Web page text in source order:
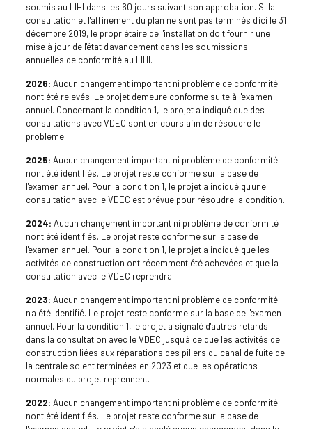
soumis au LIHI dans les 60 jours suivant son approbation. Si la
consultation et l'affinement du plan ne sont pas terminés d'ici le 31
décembre 2019, le propriétaire de l'installation doit fournir une
mise à jour de l'état d'avancement dans les soumissions
annuelles de conformité au LIHI.
2026: Aucun changement important ni problème de conformité
n'ont été relevés. Le projet demeure conforme suite à l'examen
annuel. Concernant la condition 1, le projet a indiqué que des
consultations avec VDEC sont en cours afin de résoudre le
problème.
2025: Aucun changement important ni problème de conformité
n'ont été identifiés. Le projet reste conforme sur la base de
l'examen annuel. Pour la condition 1, le projet a indiqué qu'une
consultation avec le VDEC est prévue pour résoudre la condition.
2024: Aucun changement important ni problème de conformité
n'ont été identifiés. Le projet reste conforme sur la base de
l'examen annuel. Pour la condition 1, le projet a indiqué que les
activités de construction ont récemment été achevées et que la
consultation avec le VDEC reprendra.
2023: Aucun changement important ni problème de conformité
n'a été identifié. Le projet reste conforme sur la base de l'examen
annuel. Pour la condition 1, le projet a signalé d'autres retards
dans la consultation avec le VDEC jusqu'à ce que les activités de
construction liées aux réparations des piliers du canal de fuite de
la centrale soient terminées en 2023 et que les opérations
normales du projet reprennent.
2022: Aucun changement important ni problème de conformité
n'ont été identifiés. Le projet reste conforme sur la base de